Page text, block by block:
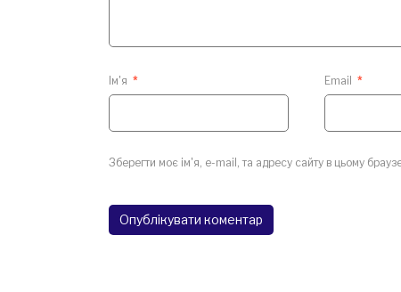
Ім'я * Email *
Зберегти моє ім'я, e-mail, та адресу сайту в цьому